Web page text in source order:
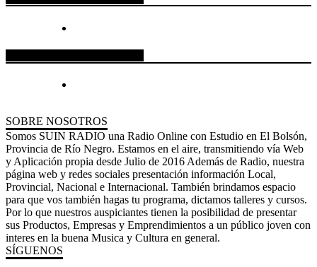
SOBRE NOSOTROS
Somos SUIN RADIO una Radio Online con Estudio en El Bolsón,
Provincia de Río Negro. Estamos en el aire, transmitiendo vía Web
y Aplicación propia desde Julio de 2016 Además de Radio, nuestra
página web y redes sociales presentación información Local,
Provincial, Nacional e Internacional. También brindamos espacio
para que vos también hagas tu programa, dictamos talleres y cursos.
Por lo que nuestros auspiciantes tienen la posibilidad de presentar
sus Productos, Empresas y Emprendimientos a un público joven con
interes en la buena Musica y Cultura en general.
SÍGUENOS